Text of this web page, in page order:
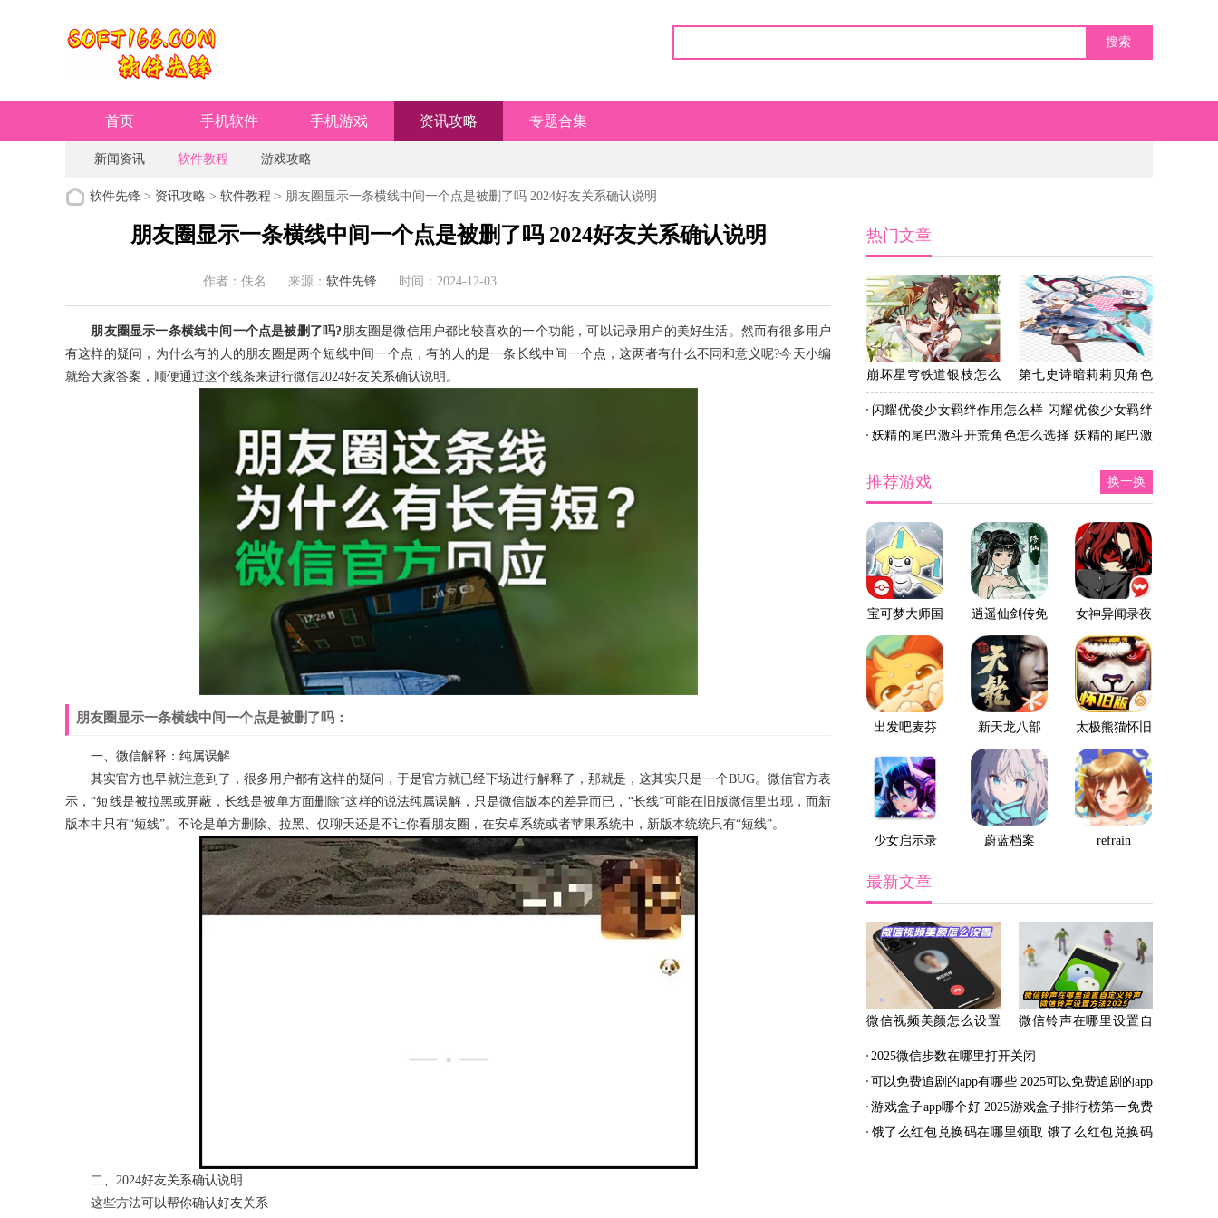
首页 手机软件 手机游戏 资讯攻略 专题合集
新闻资讯 软件教程 游戏攻略
软件先锋 > 资讯攻略 > 软件教程 > 朋友圈显示一条横线中间一个点是被删了吗 2024好友关系确认说明
朋友圈显示一条横线中间一个点是被删了吗 2024好友关系确认说明
作者：佚名 来源： 软件先锋 时间：2024-12-03
朋友圈显示一条横线中间一个点是被删了吗?朋友圈是微信用户都比较喜欢的一个功能，可以记录用户的美好生活。然而有很多用户
有这样的疑问，为什么有的人的朋友圈是两个短线中间一个点，有的人的是一条长线中间一个点，这两者有什么不同和意义呢?今天小编
就给大家答案，顺便通过这个线条来进行微信2024好友关系确认说明。
朋友圈显示一条横线中间一个点是被删了吗：
一、微信解释：纯属误解
其实官方也早就注意到了，很多用户都有这样的疑问，于是官方就已经下场进行解释了，那就是，这其实只是一个BUG。微信官方表
示，“短线是被拉黑或屏蔽，长线是被单方面删除”这样的说法纯属误解，只是微信版本的差异而已，“长线”可能在旧版微信里出现，而新
版本中只有“短线”。不论是单方删除、拉黑、仅聊天还是不让你看朋友圈，在安卓系统或者苹果系统中，新版本统统只有“短线”。
二、2024好友关系确认说明
这些方法可以帮你确认好友关系
热门文章
崩坏星穹铁道银枝怎么
配队 崩坏星穹铁道银枝
配队推荐
第七史诗暗莉莉贝角色
怎么培养 第七史诗暗莉
莉贝角色培养攻略
闪耀优俊少女羁绊作用怎么样 闪耀优俊少女羁绊
作用介绍
妖精的尾巴激斗开荒角色怎么选择 妖精的尾巴激
推荐游戏 换一换
宝可梦大师国
际服
逍遥仙剑传免
广告版
女神异闻录夜
幕魅影
出发吧麦芬 新天龙八部
太极熊猫怀旧
版
少女启示录 蔚蓝档案 refrain
最新文章
微信视频美颜怎么设置
苹果微信视频美颜怎么
设置方法2026
微信铃声在哪里设置自
定义铃声 微信铃声设置
方法2025
2025微信步数在哪里打开关闭
可以免费追剧的app有哪些 2025可以免费追剧的app
推荐
游戏盒子app哪个好 2025游戏盒子排行榜第一免费
的推荐
饿了么红包兑换码在哪里领取 饿了么红包兑换码